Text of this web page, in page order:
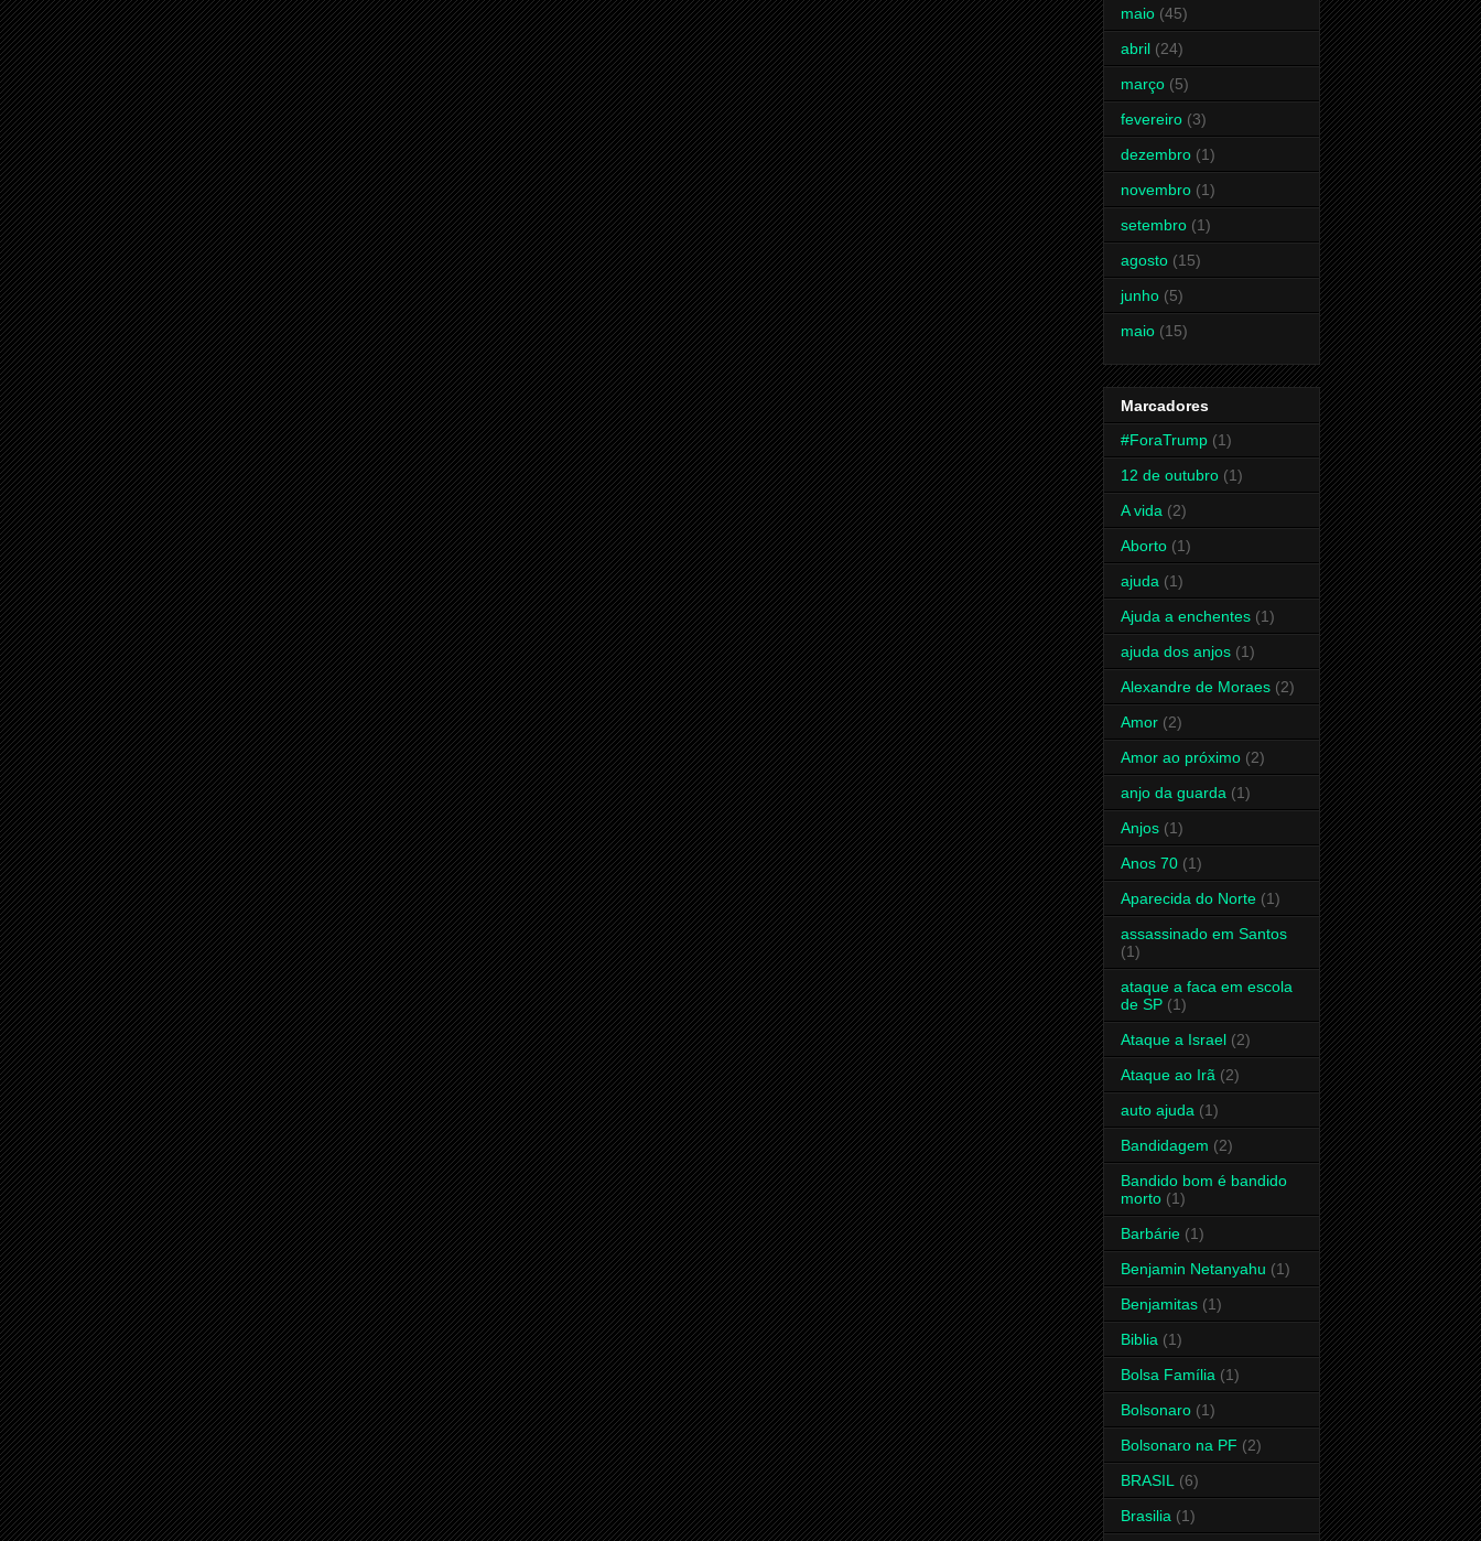
maio (45)
abril (24)
março (5)
fevereiro (3)
dezembro (1)
novembro (1)
setembro (1)
agosto (15)
junho (5)
maio (15)
Marcadores
#ForaTrump (1)
12 de outubro (1)
A vida (2)
Aborto (1)
ajuda (1)
Ajuda a enchentes (1)
ajuda dos anjos (1)
Alexandre de Moraes (2)
Amor (2)
Amor ao próximo (2)
anjo da guarda (1)
Anjos (1)
Anos 70 (1)
Aparecida do Norte (1)
assassinado em Santos
(1)
ataque a faca em escola
de SP (1)
Ataque a Israel (2)
Ataque ao Irã (2)
auto ajuda (1)
Bandidagem (2)
Bandido bom é bandido
morto (1)
Barbárie (1)
Benjamin Netanyahu (1)
Benjamitas (1)
Biblia (1)
Bolsa Família (1)
Bolsonaro (1)
Bolsonaro na PF (2)
BRASIL (6)
Brasilia (1)